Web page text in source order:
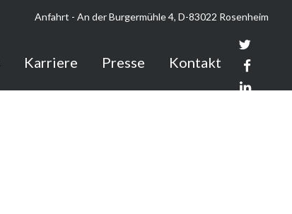
Anfahrt - An der Burgermühle 4, D-83022 Rosenheim
Karriere Presse Kontakt